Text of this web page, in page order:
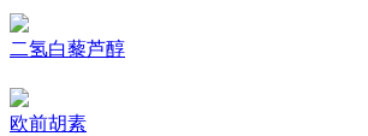
二氢白藜芦醇
欧前胡素